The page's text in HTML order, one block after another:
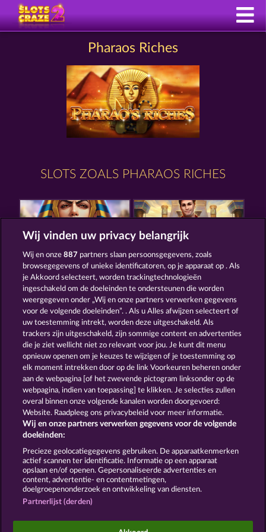
Pharaos Riches
SLOTS ZOALS PHARAOS RICHES
JACK POTTER AND THE BOOK OF TEOS JACK POTTER AND THE BOOK OF DYNASTIES
JACK POTTER & THE BOOK OF DYNASTIES 6 CLEOPATRA'S CROWN
Algemene voorwaarden Privacyverklaring
Colofon Bedrijf FAQ Facebook
Terugbetalingsverzoek indienen
Sociale casino games zijn enkel bedoeld voor
Wij vinden uw privacy belangrijk
Wij en onze887 partners slaan persoonsgegevens, zoals
browsegegevens of unieke identificatoren, op je apparaat op . Als
je Akkoord selecteert, worden trackingtechnologieën
ingeschakeld om de doeleinden te ondersteunen die worden
weergegeven onder „Wij en onze partners verwerken gegevens
voor de volgende doeleinden”. . Als u Alles afwijzen selecteert of
uw toestemming intrekt, worden deze uitgeschakeld. Als
trackers zijn uitgeschakeld, zijn sommige content en advertenties
die je ziet wellicht niet zo relevant voor jou. Je kunt dit menu
opnieuw openen om je keuzes te wijzigen of je toestemming op
elk moment intrekken door op de link Voorkeuren beheren onder
aan de webpagina [of het zwevende pictogram linksonder op de
webpagina, indien van toepassing] te klikken. Je selecties zullen
overal binnen onze volgende kanalen worden doorgevoerd:
Website. Raadpleeg ons privacybeleid voor meer informatie.
Wij en onze partners verwerken gegevens voor de volgende
doeleinden:
Precieze geolocatiegegevens gebruiken. De apparaatkenmerken
actief scannen ter identificatie. Informatie op een apparaat
opslaan en/of openen. Gepersonaliseerde advertenties en
content, advertentie- en contentmetingen,
doelgroepenonderzoek en ontwikkeling van diensten.
Partnerlijst (derden)